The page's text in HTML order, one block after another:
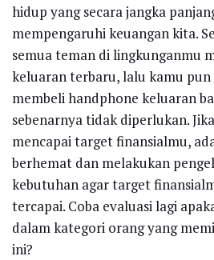
hidup yang secara jangka
mempengaruhi keuangan kita.
semua teman di lingkunganmu
keluaran terbaru, lalu kamu
membeli handphone keluaran
sebenarnya tidak diperlukan.
mencapai target finansialmu,
berhemat dan melakukan
kebutuhan agar target
tercapai. Coba evaluasi lagi
dalam kategori orang yang
ini?